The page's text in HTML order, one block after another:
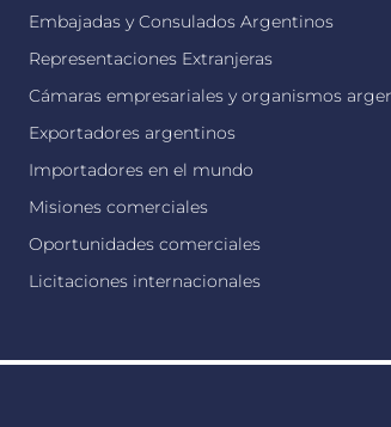
Embajadas y Consulados Argentinos
Representaciones Extranjeras
Cámaras empresariales y organismos
Exportadores argentinos
Importadores en el mundo
Misiones comerciales
Oportunidades comerciales
Licitaciones internacionales